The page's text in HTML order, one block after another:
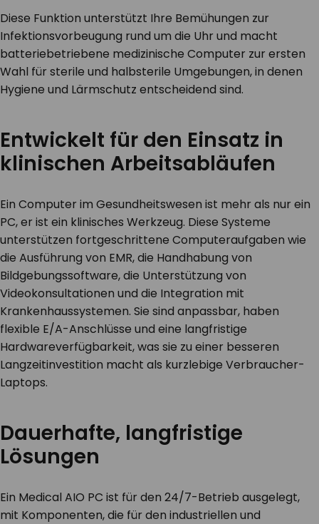
Diese Funktion unterstützt Ihre Bemühungen zur
Infektionsvorbeugung rund um die Uhr und macht
batteriebetriebene medizinische Computer zur ersten
Wahl für sterile und halbsterile Umgebungen, in denen
Hygiene und Lärmschutz entscheidend sind.
Entwickelt für den Einsatz in
klinischen Arbeitsabläufen
Ein Computer im Gesundheitswesen ist mehr als nur ein
PC, er ist ein klinisches Werkzeug. Diese Systeme
unterstützen fortgeschrittene Computeraufgaben wie
die Ausführung von EMR, die Handhabung von
Bildgebungssoftware, die Unterstützung von
Videokonsultationen und die Integration mit
Krankenhaussystemen. Sie sind anpassbar, haben
flexible E/A-Anschlüsse und eine langfristige
Hardwareverfügbarkeit, was sie zu einer besseren
Langzeitinvestition macht als kurzlebige Verbraucher-
Laptops.
Dauerhafte, langfristige
Lösungen
Ein Medical AIO PC ist für den 24/7-Betrieb ausgelegt,
mit Komponenten, die für den industriellen und